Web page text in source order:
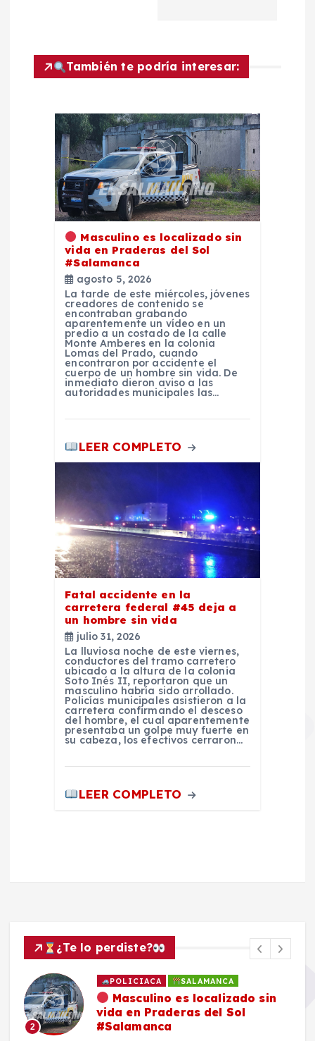
n
También te podría interesar:
Masculino es localizado sin
vida en Praderas del Sol
#Salamanca
agosto 5, 2026
La tarde de este miércoles, jóvenes
creadores de contenido se
encontraban grabando
aparentemente un vídeo en un
predio a un costado de la calle
Monte Amberes en la colonia
Lomas del Prado, cuando
encontraron por accidente el
cuerpo de un hombre sin vida. De
inmediato dieron aviso a las
autoridades municipales las…
LEER COMPLETO
Fatal accidente en la
carretera federal #45 deja a
un hombre sin vida
julio 31, 2026
La lluviosa noche de este viernes,
conductores del tramo carretero
ubicado a la altura de la colonia
Soto Inés II, reportaron que un
masculino habría sido arrollado.
Policías municipales asistieron a la
carretera confirmando el desceso
del hombre, el cual aparentemente
presentaba un golpe muy fuerte en
su cabeza, los efectivos cerraron…
LEER COMPLETO
¿Te lo perdiste?
2
POLICIACA SALAMANCA
Masculino es localizado sin
vida en Praderas del Sol
#Salamanca